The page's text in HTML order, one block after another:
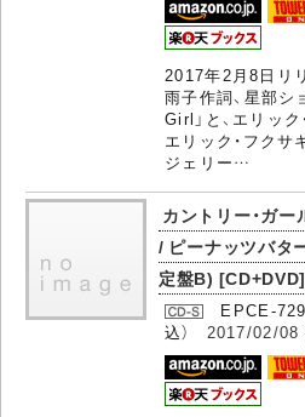
2017年2月8日リ
雨子作詞、星部
Girl」と、エリック
エリック・フクサ
ジェリー…
カントリー・ガ
/ ピーナッツバタ
定盤B)
EPCE-
込） 2017/02/08